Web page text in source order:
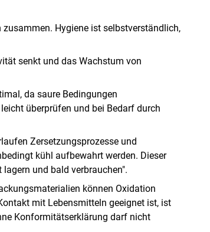
Hygiene ist selbstverständlich,
senkt und das Wachstum von
da saure Bedingungen
überprüfen und bei Bedarf durch
Zersetzungsprozesse und
kühl aufbewahrt werden. Dieser
und bald verbrauchen".
können Oxidation
mit Lebensmitteln geeignet ist, ist
Konformitätserklärung darf nicht